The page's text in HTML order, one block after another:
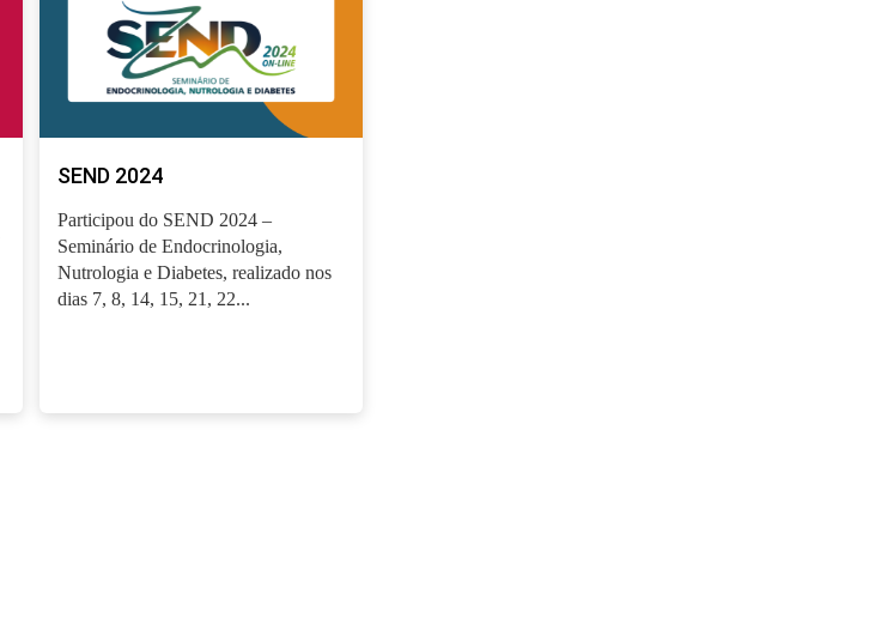
SEND 2024
Participou do SEND 2024 –
Seminário de Endocrinologia,
Nutrologia e Diabetes, realizado nos
dias 7, 8, 14, 15, 21, 22...